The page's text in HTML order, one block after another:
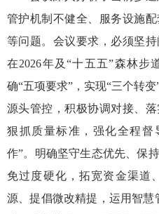
管护机制不健全、服务设施
等问题。会议要求，必须坚
在2026年及“十五五”森林步
确“五项要求”，实现“三个转
源头管控，积极协调对接、
狠抓质量标准，强化全程督
作”。明确坚守生态优先、保
免过度硬化，拓宽资金渠道
源、提倡微改精提，运用智